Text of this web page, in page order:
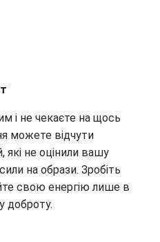
і не чекаєте на щось
можете відчути
які не оцінили вашу
на образи. Зробіть
свою енергію лише в
доброту.